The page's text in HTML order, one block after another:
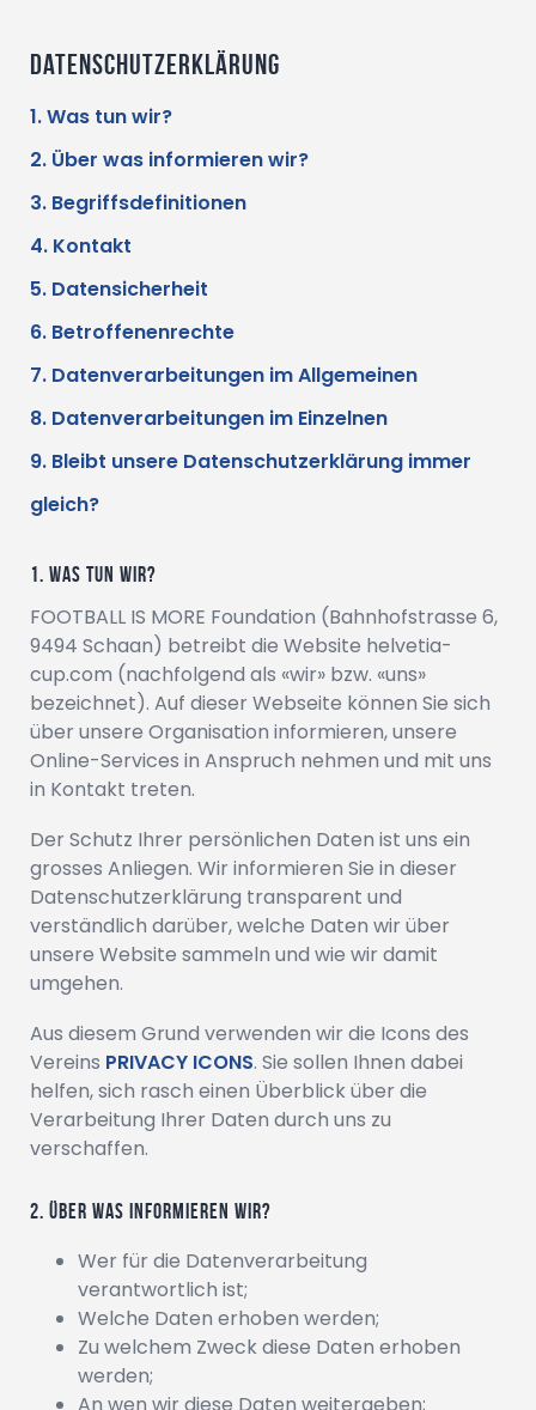
Datenschutzerklärung
1. Was tun wir?
2. Über was informieren wir?
3. Begriffsdefinitionen
4. Kontakt
5. Datensicherheit
6. Betroffenenrechte
7. Datenverarbeitungen im Allgemeinen
8. Datenverarbeitungen im Einzelnen
9. Bleibt unsere Datenschutzerklärung immer
gleich?
Was tun wir?
FOOTBALL IS MORE Foundation (Bahnhofstrasse 6,
9494 Schaan) betreibt die Website helvetia-
cup.com (nachfolgend als «wir» bzw. «uns»
bezeichnet). Auf dieser Webseite können Sie sich
über unsere Organisation informieren, unsere
Online-Services in Anspruch nehmen und mit uns
in Kontakt treten.
Der Schutz Ihrer persönlichen Daten ist uns ein
grosses Anliegen. Wir informieren Sie in dieser
Datenschutzerklärung transparent und
verständlich darüber, welche Daten wir über
unsere Website sammeln und wie wir damit
umgehen.
Aus diesem Grund verwenden wir die Icons des
Vereins PRIVACY ICONS. Sie sollen Ihnen dabei
helfen, sich rasch einen Überblick über die
Verarbeitung Ihrer Daten durch uns zu
verschaffen.
Über was informieren wir?
Wer für die Datenverarbeitung
verantwortlich ist;
Welche Daten erhoben werden;
Zu welchem Zweck diese Daten erhoben
werden;
An wen wir diese Daten weitergeben;